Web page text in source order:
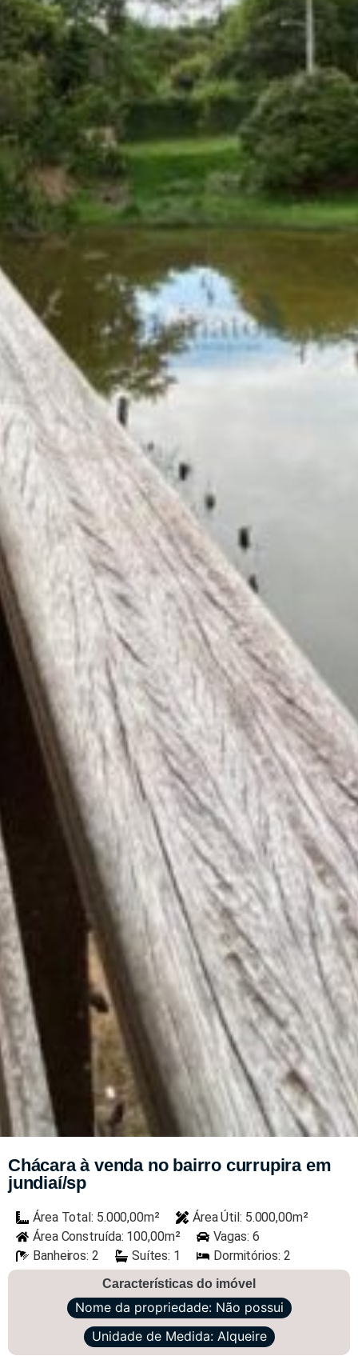
Chácara à venda no bairro currupira em
jundiaí/sp
Área Total: 5.000,00m²
Área Útil: 5.000,00m²
Área Construída: 100,00m²
Vagas: 6
Banheiros: 2
Suítes: 1 Dormitórios: 2
Características do imóvel
Nome da propriedade: Não possui
Unidade de Medida: Alqueire